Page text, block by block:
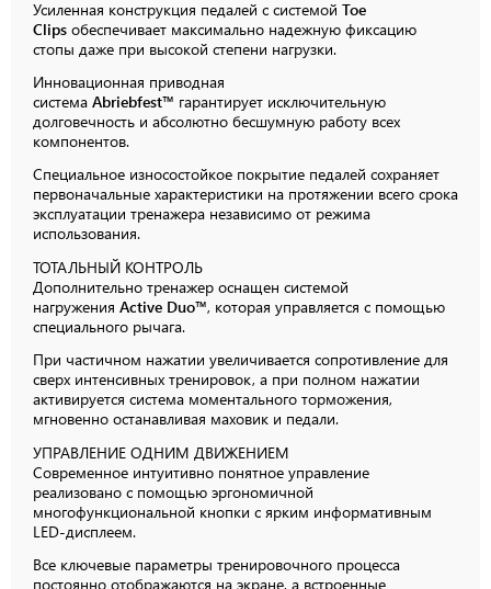
Усиленная конструкция педалей с системой Toe
Clips обеспечивает максимально надежную фиксацию
стопы даже при высокой степени нагрузки.
Инновационная приводная
система Abriebfest™ гарантирует исключительную
долговечность и абсолютно бесшумную работу всех
компонентов.
Специальное износостойкое покрытие педалей сохраняет
первоначальные характеристики на протяжении всего срока
эксплуатации тренажера независимо от режима
использования.
ТОТАЛЬНЫЙ КОНТРОЛЬ
Дополнительно тренажер оснащен системой
нагружения Active Duo™, которая управляется с помощью
специального рычага.
При частичном нажатии увеличивается сопротивление для
сверх интенсивных тренировок, а при полном нажатии
активируется система моментального торможения,
мгновенно останавливая маховик и педали.
УПРАВЛЕНИЕ ОДНИМ ДВИЖЕНИЕМ
Современное интуитивно понятное управление
реализовано с помощью эргономичной
многофункциональной кнопки с ярким информативным
LED-дисплеем.
Все ключевые параметры тренировочного процесса
постоянно отображаются на экране, а встроенные